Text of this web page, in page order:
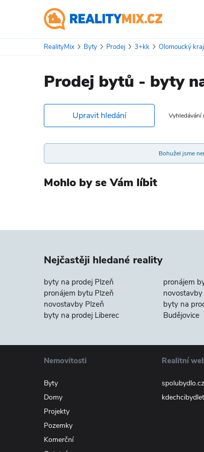
RealityMix Byty Prodej 3+kk Olomoucký kraj
Prodej bytů - byty
Upravit hledání Vyhledávání
Bohužel jsme
Mohlo by se Vám líbit
Nejčastěji hledané reality
byty na prodej Plzeň
pronájem bytu Plzeň
novostavby Plzeň
byty na prodej Liberec
pronájem
byty na
Budějovice
Nemovitosti
Byty
Domy
Projekty
Pozemky
Komerční
Realitní
spolubydlo.cz